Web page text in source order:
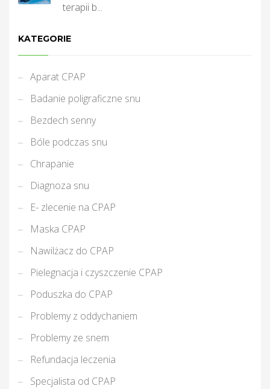
terapii b...
KATEGORIE
Aparat CPAP
Badanie poligraficzne snu
Bezdech senny
Bóle podczas snu
Chrapanie
Diagnoza snu
E- zlecenie na CPAP
Maska CPAP
Nawilżacz do CPAP
Pielegnacja i czyszczenie CPAP
Poduszka do CPAP
Problemy z oddychaniem
Problemy ze snem
Refundacja leczenia
Specjalista od CPAP